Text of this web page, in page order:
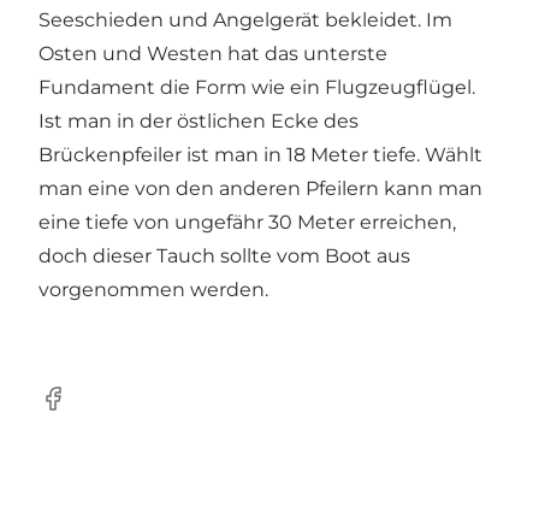
Seeschieden und Angelgerät bekleidet. Im
Osten und Westen hat das unterste
Fundament die Form wie ein Flugzeugflügel.
Ist man in der östlichen Ecke des
Brückenpfeiler ist man in 18 Meter tiefe. Wählt
man eine von den anderen Pfeilern kann man
eine tiefe von ungefähr 30 Meter erreichen,
doch dieser Tauch sollte vom Boot aus
vorgenommen werden.
Facebook